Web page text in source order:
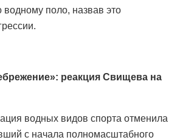
поло, назвав это
реакция Свищева на
водных видов спорта отменила
с начала полномасштабного